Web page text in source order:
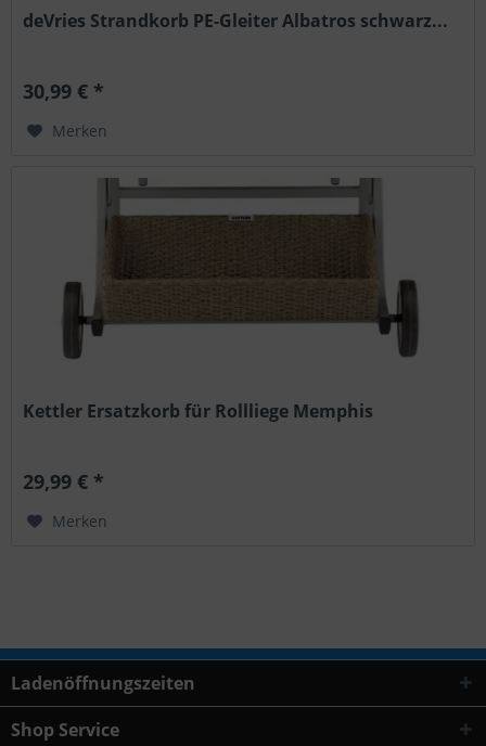
deVries Strandkorb PE-Gleiter Albatros schwarz...
30,99 € *
Merken
Kettler Ersatzkorb für Rollliege Memphis
29,99 € *
Merken
Ladenöffnungszeiten
Shop Service